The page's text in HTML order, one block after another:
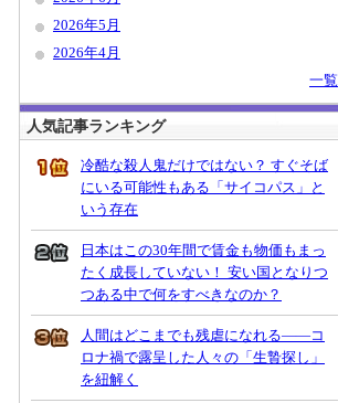
2026年5月
2026年4月
一覧
人気記事ランキング
冷酷な殺人鬼だけではない？ すぐそば
にいる可能性もある「サイコパス」と
いう存在
日本はこの30年間で賃金も物価もまっ
たく成長していない！ 安い国となりつ
つある中で何をすべきなのか？
人間はどこまでも残虐になれる――コ
ロナ禍で露呈した人々の「生贄探し」
を紐解く